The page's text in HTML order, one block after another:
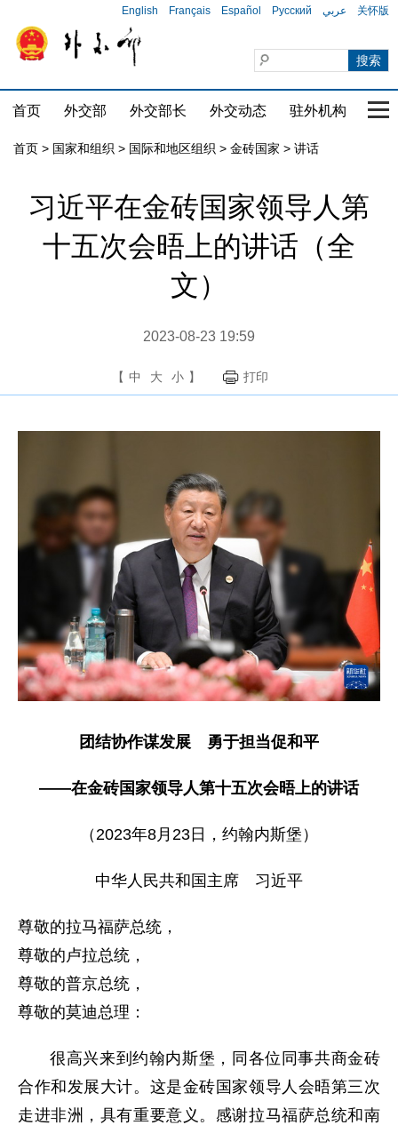
English Français Español Русский عربي 关怀版
首页 外交部 外交部长 外交动态 驻外机构 国
首页 > 国家和组织 > 国际和地区组织 > 金砖国家 > 讲话
习近平在金砖国家领导人第
十五次会晤上的讲话（全
文）
2023-08-23 19:59
【 中 大 小 】 打印
团结协作谋发展 勇于担当促和平
——在金砖国家领导人第十五次会晤上的讲话
（2023年8月23日，约翰内斯堡）
中华人民共和国主席 习近平
尊敬的拉马福萨总统，
尊敬的卢拉总统，
尊敬的普京总统，
尊敬的莫迪总理：
很高兴来到约翰内斯堡，同各位同事共商金砖
合作和发展大计。这是金砖国家领导人会晤第三次
走进非洲，具有重要意义。感谢拉马福萨总统和南